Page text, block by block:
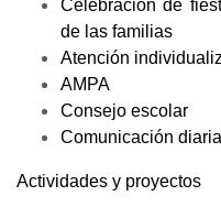
Celebración de
de las familias
Atención
AMPA
Consejo escolar
Comunicación
Actividades y proyectos